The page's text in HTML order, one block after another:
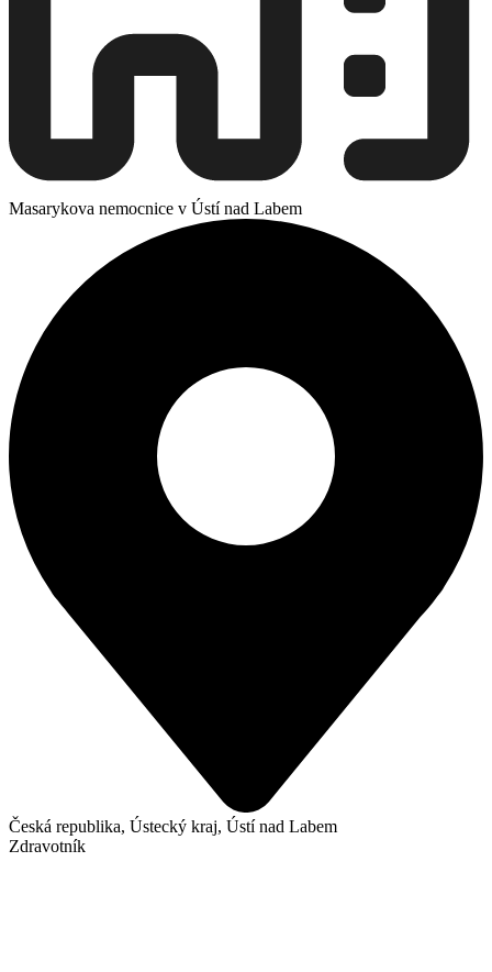
Masarykova nemocnice v Ústí nad Labem
Česká republika, Ústecký kraj, Ústí nad Labem
Zdravotník